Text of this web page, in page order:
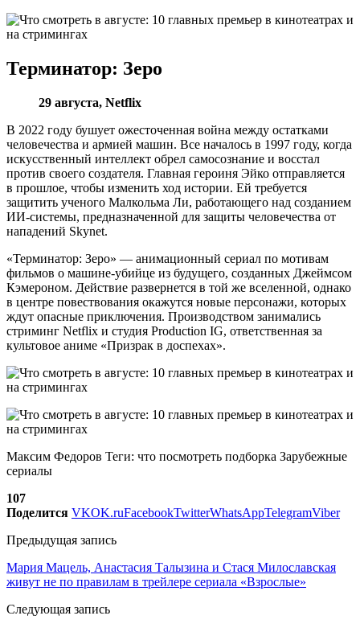
Терминатор: Зеро
29 августа, Netflix
В 2022 году бушует ожесточенная война между остатками
человечества и армией машин. Все началось в 1997 году, когда
искусственный интеллект обрел самосознание и восстал
против своего создателя. Главная героиня Эйко отправляется
в прошлое, чтобы изменить ход истории. Ей требуется
защитить ученого Малкольма Ли, работающего над созданием
ИИ-системы, предназначенной для защиты человечества от
нападений Skynet.
«Терминатор: Зеро» — анимационный сериал по мотивам
фильмов о машине-убийце из будущего, созданных Джеймсом
Кэмероном. Действие развернется в той же вселенной, однако
в центре повествования окажутся новые персонажи, которых
ждут опасные приключения. Производством занимались
стриминг Netflix и студия Production IG, ответственная за
культовое аниме «Призрак в доспехах».
Максим Федоров Теги: что посмотреть подборка Зарубежные
сериалы
107
Поделится VKOK.ruFacebookTwitterWhatsAppTelegramViber
Предыдущая запись
Мария Мацель, Анастасия Талызина и Стася Милославская
живут не по правилам в трейлере сериала «Взрослые»
Следующая запись